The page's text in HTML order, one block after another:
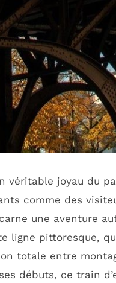
véritable joyau du
comme des
une aventure
ligne pittoresque,
totale entre
débuts, ce train